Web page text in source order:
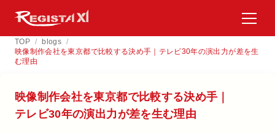
TOP / blogs /
映像制作会社を東京都で比較する決め手｜テレビ30年の演出力が差を生
む理由
映像制作会社を​東京都で​比較する​決め手｜
テレビ30年の​演出力が​差を​生む理由